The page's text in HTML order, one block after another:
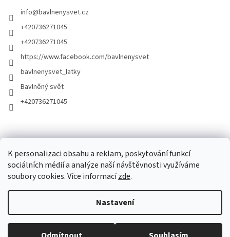
K personalizaci obsahu a reklam, poskytování funkcí
sociálních médií a analýze naší návštěvnosti využíváme
soubory cookies. Více informacízde.
Nastavení
info@bavlnenysvet.cz
+420736271045
+420736271045
https://www.facebook.com/bavlnenysvet
bavlnenysvet_latky
Bavlněný svět
+420736271045
Copyright 2026Bavlněný Svět. Všechna práva vyhrazena.Upravit
nastavení cookies